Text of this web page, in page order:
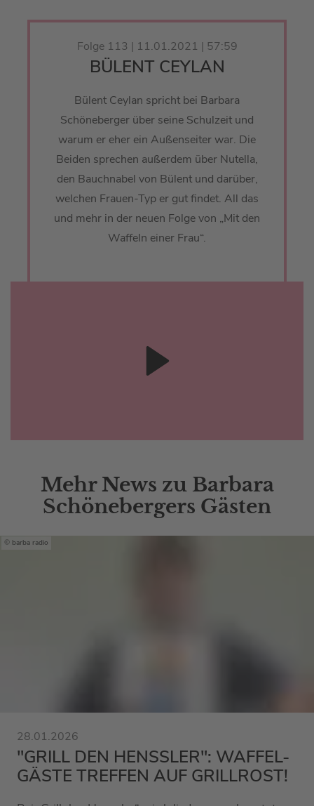
Folge 113 | 11.01.2021 | 57:59
BÜLENT CEYLAN
Bülent Ceylan spricht bei Barbara
Schöneberger über seine Schulzeit und
warum er eher ein Außenseiter war. Die
Beiden sprechen außerdem über Nutella,
den Bauchnabel von Bülent und darüber,
welchen Frauen-Typ er gut findet. All das
und mehr in der neuen Folge von „Mit den
Waffeln einer Frau“.
Mehr News zu Barbara
Schönebergers Gästen
barba radio
28.01.2026
"GRILL DEN HENSSLER": WAFFEL-
GÄSTE TREFFEN AUF GRILLROST!